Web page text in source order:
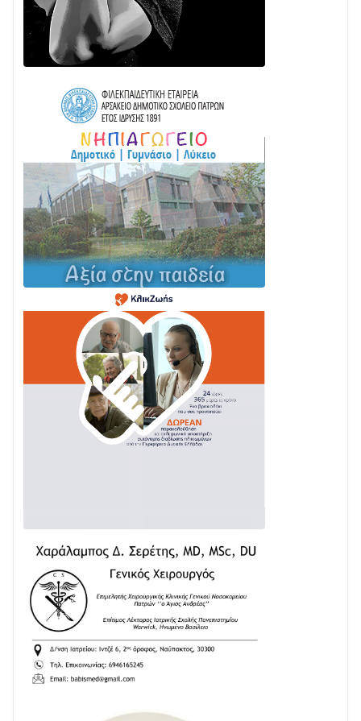
ΓΡΑΝΙΤΣΑ
24/07 • 11:03
ΤΟ ΠΑΡΤΥ ΣΥΝΕΧΙΖΕΤΑΙ…
Στο σκοτάδι μεγάλο μέρος στο Λυγιά Ναυπάκτου
04/08 • 19:47
Σε τροχιά υλοποίησης η Παράκαμψη του Κέντρου
της Ναυπάκτου
04/08 • 12:08
Σε φουλ ρυθμούς το τμήμα Βόνιτσα – Άγιος Νικόλαος
| Αυτοψία Καββαδά
03/08 • 11:11
Με Αρχιερατική Λαμπρότητα η Πανήγυρη της
Μεταμορφώσεως του Σωτήρος στο Γολέμι
03/08 • 07:45
Ενισχύεται η Πολιτική Προστασία στο Δήμο Αγρινίου
με δύο νέα υδροφόρα οχήματα
02/08 • 18:26
Διαβάστε την «Ναυπακτία» που κυκλοφορεί
31/07 • 08:16
Δωρίδα για Όλους: «Καμία εκχώρηση των νερών
24/07 • 11:31
ΕΚΤΑΚΤΟ – ΝΑΥΠΑΚΤΙΑ: ΣΥΝΑΓΕΡΜΟΣ ΣΤΗΝ
ΠΥΡΟΣΒΕΣΤΙΚΗ ΓΙΑ ΦΩΤΙΑ ΣΤΟΝ ΑΓΙΟ ΗΛΙΑ ΠΡΙΝ ΤΗ
ΓΡΑΝΙΤΣΑ
24/07 • 11:03